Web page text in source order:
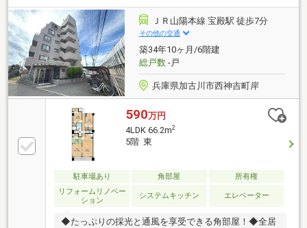
す。◆来訪者の顔を見て対応できるTVモニタ付きイン
ターホンが備えられています。◆エレベーターは2基
備えられているため、待ち時間の軽減が期待できま
す。◆ペット飼育可(規約制限有)。
ＪＲ山陽本線 宝殿駅 徒歩7分
その他の交通
築34年10ヶ月/6階建
総戸数-戸
兵庫県加古川市西神吉町岸
590万円
4LDK 66.2m2
5階 東
駐車場あり 角部屋
所有権
リフォームリノベー
ション
システムキッチン エレベーター
◆たっぷりの採光と通風を享受できる角部屋！◆全居